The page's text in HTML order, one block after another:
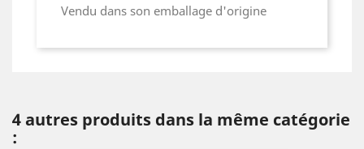
Vendu dans son emballage d'origine
4 autres produits dans la même catégorie
: